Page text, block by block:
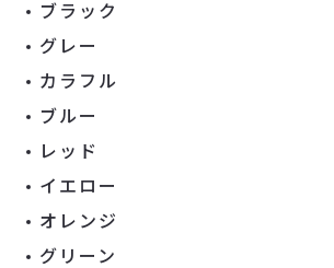
ブラック
グレー
カラフル
ブルー
レッド
イエロー
オレンジ
グリーン